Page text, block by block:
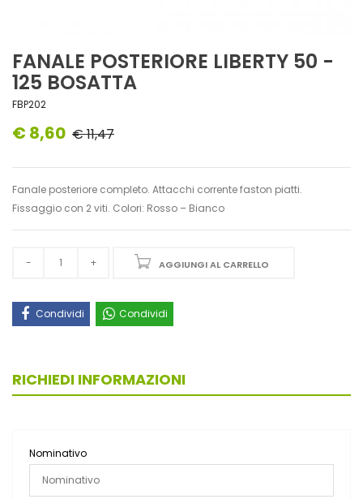
FANALE POSTERIORE LIBERTY 50 -
125 BOSATTA
FBP202
€ 8,60 € 11,47
Fanale posteriore completo. Attacchi corrente faston piatti.
Fissaggio con 2 viti. Colori: Rosso – Bianco
AGGIUNGI AL CARRELLO
Condividi Condividi
RICHIEDI INFORMAZIONI
Nominativo